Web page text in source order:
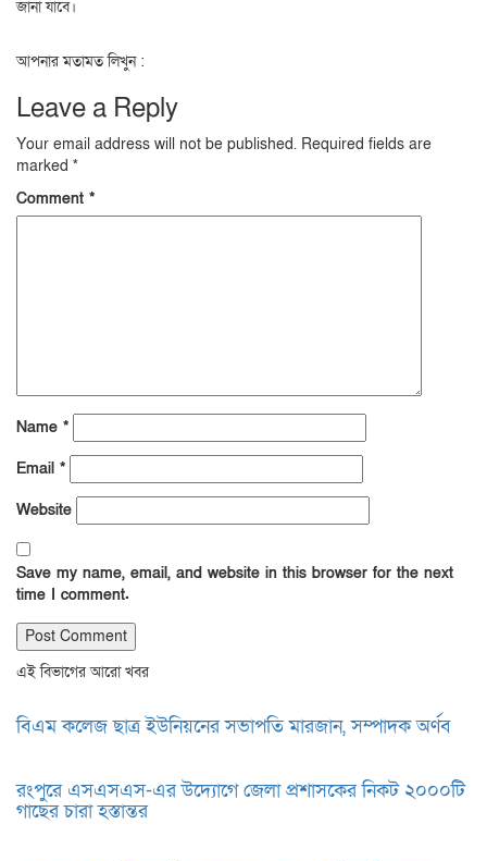
জানা যাবে।
আপনার মতামত লিখুন :
Leave a Reply
Your email address will not be published. Required fields are
marked *
Comment *
Name *
Email *
Website
Save my name, email, and website in this browser for the next
time I comment.
এই বিভাগের আরো খবর
বিএম কলেজ ছাত্র ইউনিয়নের সভাপতি মারজান, সম্পাদক অর্ণব
রংপুরে এসএসএস-এর উদ্যোগে জেলা প্রশাসকের নিকট ২০০০টি
গাছের চারা হস্তান্তর